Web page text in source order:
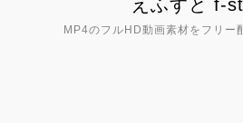
えふすと f-
MP4のフルHD動画素材をフリー